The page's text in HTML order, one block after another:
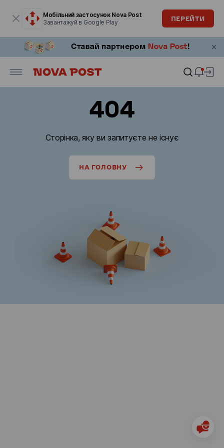
Мобільний застосунок Nova Post
Завантажуй в Google Play
ПЕРЕЙТИ
404
Сторінка, яку ви запитуєте не існує
НА ГОЛОВНУ